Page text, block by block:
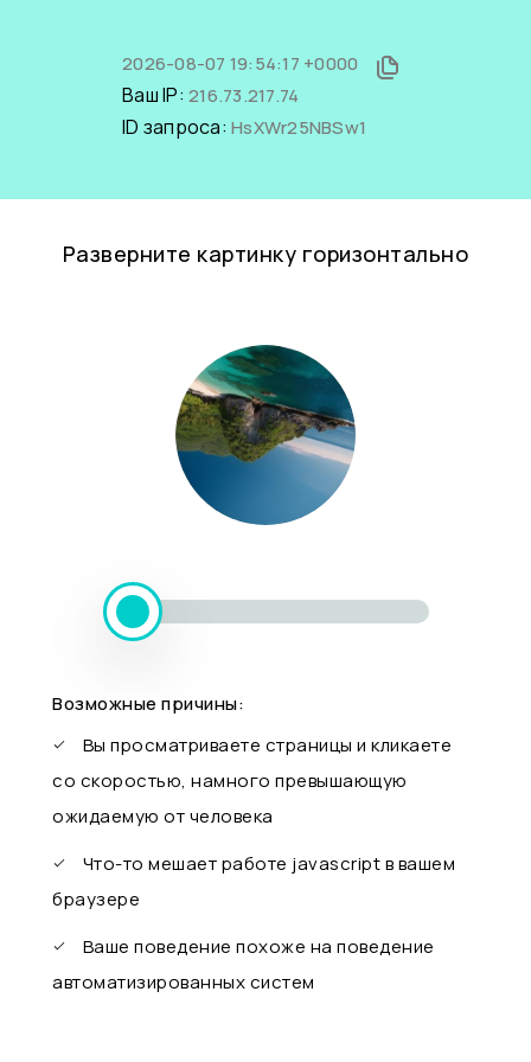
2026-08-07 19:54:17 +0000
Ваш IP: 216.73.217.74
ID запроса: HsXWr25NBSw1
Разверните картинку горизонтально
Возможные причины:
Вы просматриваете страницы и кликаете
со скоростью, намного превышающую
ожидаемую от человека
Что-то мешает работе javascript в вашем
браузере
Ваше поведение похоже на поведение
автоматизированных систем